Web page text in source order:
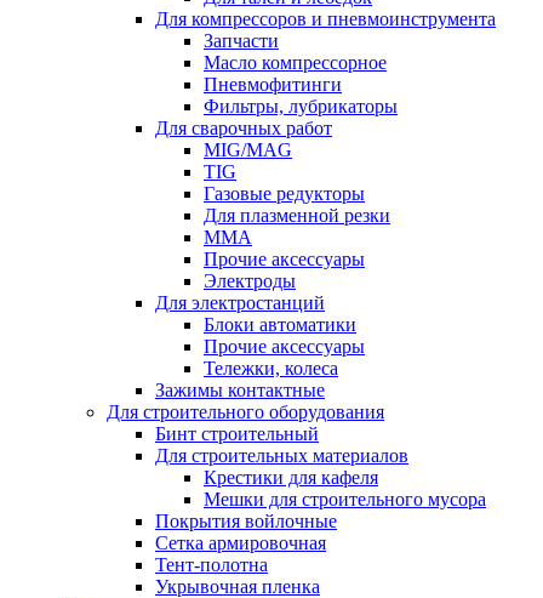
Для компрессоров и пневмоинструмента
Запчасти
Масло компрессорное
Пневмофитинги
Фильтры, лубрикаторы
Для сварочных работ
MIG/MAG
TIG
Газовые редукторы
Для плазменной резки
ММА
Прочие аксессуары
Электроды
Для электростанций
Блоки автоматики
Прочие аксессуары
Тележки, колеса
Зажимы контактные
Для строительного оборудования
Бинт строительный
Для строительных материалов
Крестики для кафеля
Мешки для строительного мусора
Покрытия войлочные
Сетка армировочная
Тент-полотна
Укрывочная пленка